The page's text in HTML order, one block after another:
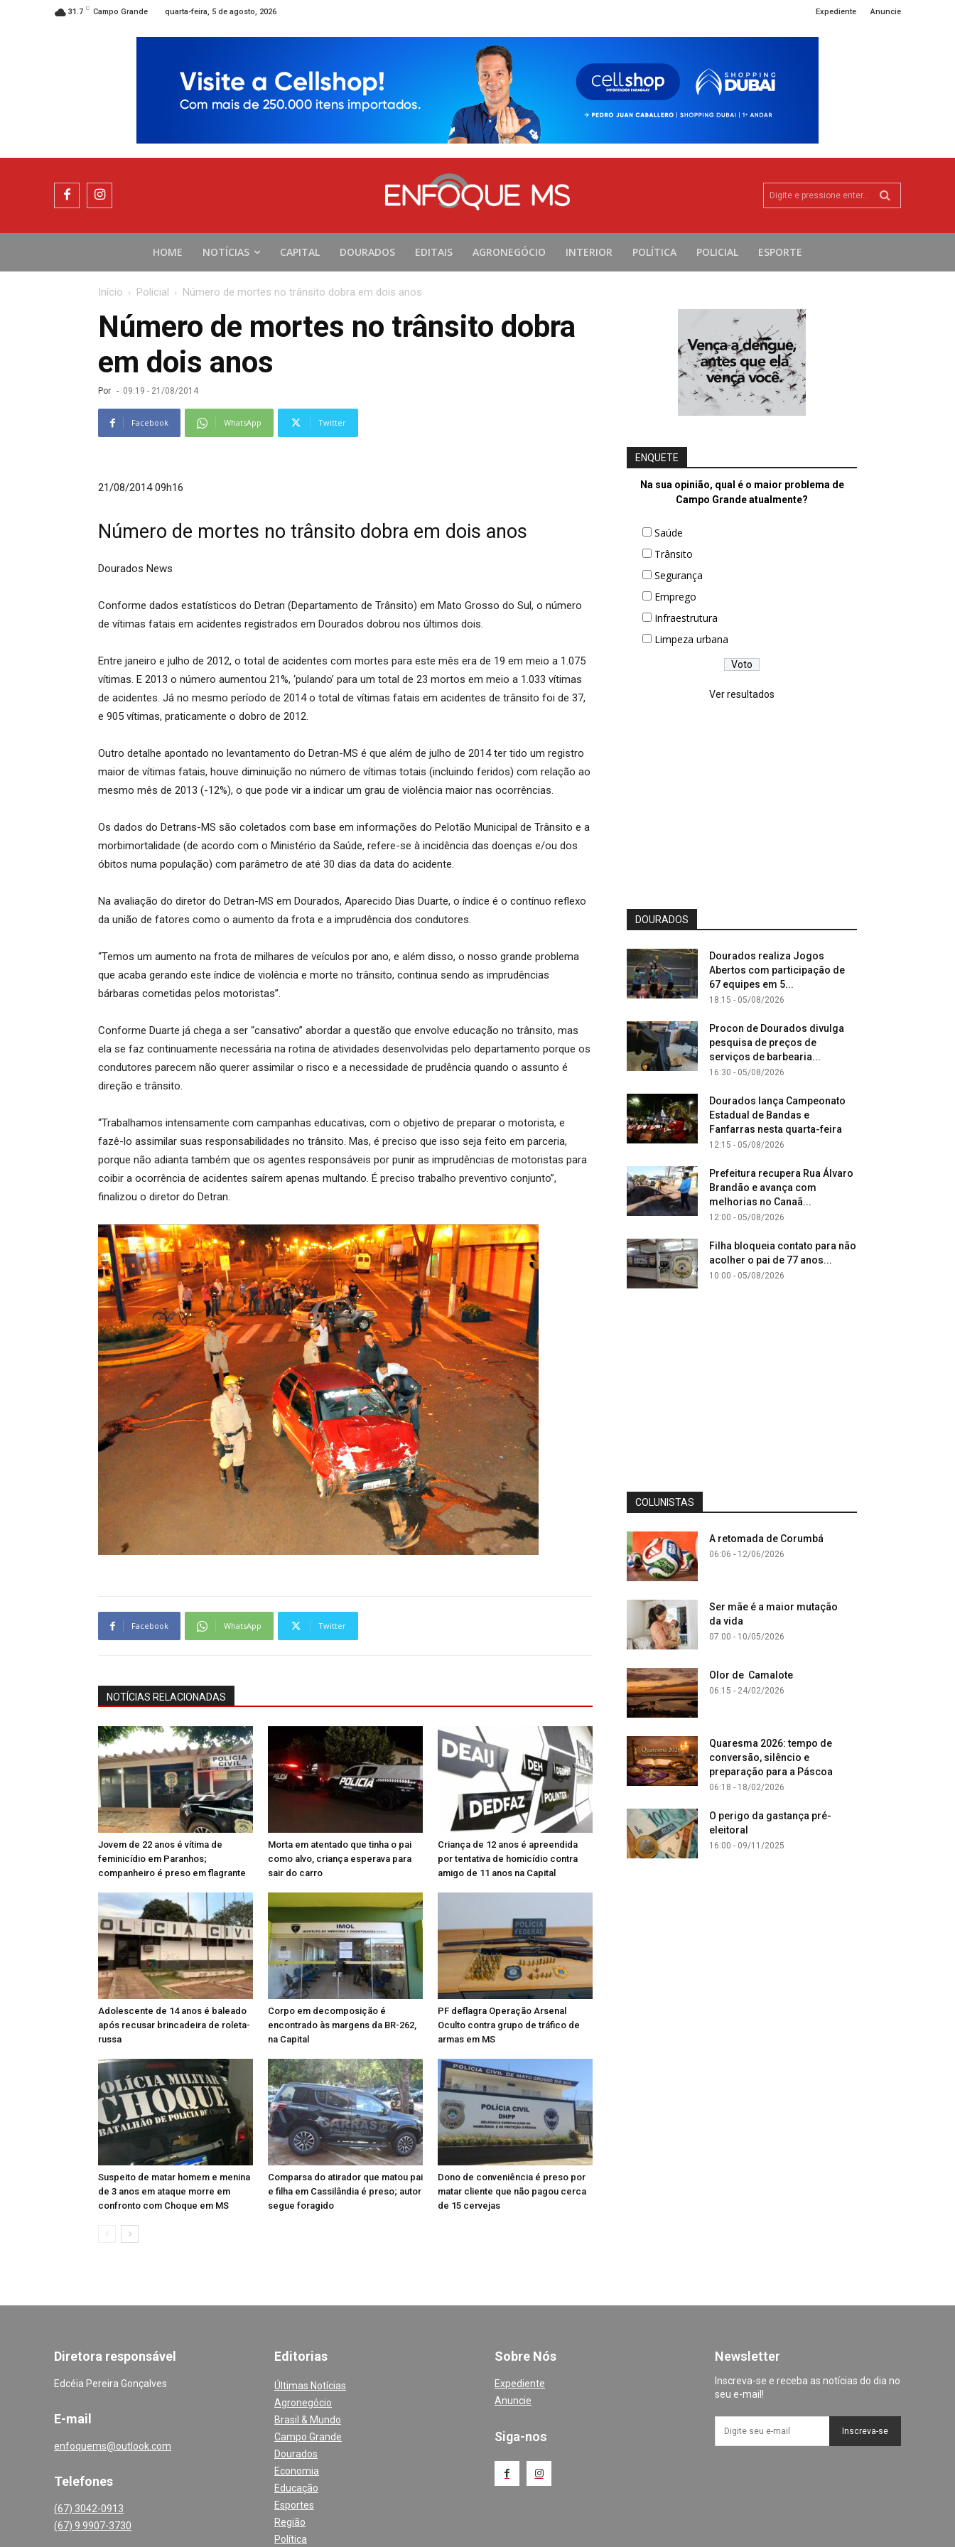
31.7 C Campo Grande quarta-feira, 5 de agosto, 2026 Expediente Anuncie
Digite e pressione enter...
HOME NOTÍCIAS CAPITAL DOURADOS EDITAIS AGRONEGÓCIO INTERIOR POLÍTICA POLICIAL ESPORTE
Início Policial Número de mortes no trânsito dobra em dois anos
Número de mortes no trânsito dobra
em dois anos
Por - 09:19 - 21/08/2014
Facebook WhatsApp Twitter
21/08/2014 09h16
Número de mortes no trânsito dobra em dois anos
Dourados News
Conforme dados estatísticos do Detran (Departamento de Trânsito) em Mato Grosso do Sul, o número
de vítimas fatais em acidentes registrados em Dourados dobrou nos últimos dois.
Entre janeiro e julho de 2012, o total de acidentes com mortes para este mês era de 19 em meio a 1.075
vítimas. E 2013 o número aumentou 21%, ‘pulando’ para um total de 23 mortos em meio a 1.033 vítimas
de acidentes. Já no mesmo período de 2014 o total de vítimas fatais em acidentes de trânsito foi de 37,
e 905 vítimas, praticamente o dobro de 2012.
Outro detalhe apontado no levantamento do Detran-MS é que além de julho de 2014 ter tido um registro
maior de vítimas fatais, houve diminuição no número de vítimas totais (incluindo feridos) com relação ao
mesmo mês de 2013 (-12%), o que pode vir a indicar um grau de violência maior nas ocorrências.
Os dados do Detrans-MS são coletados com base em informações do Pelotão Municipal de Trânsito e a
morbimortalidade (de acordo com o Ministério da Saúde, refere-se à incidência das doenças e/ou dos
óbitos numa população) com parâmetro de até 30 dias da data do acidente.
Na avaliação do diretor do Detran-MS em Dourados, Aparecido Dias Duarte, o índice é o contínuo reflexo
da união de fatores como o aumento da frota e a imprudência dos condutores.
“Temos um aumento na frota de milhares de veículos por ano, e além disso, o nosso grande problema
que acaba gerando este índice de violência e morte no trânsito, continua sendo as imprudências
bárbaras cometidas pelos motoristas”.
Conforme Duarte já chega a ser “cansativo” abordar a questão que envolve educação no trânsito, mas
ela se faz continuamente necessária na rotina de atividades desenvolvidas pelo departamento porque os
condutores parecem não querer assimilar o risco e a necessidade de prudência quando o assunto é
direção e trânsito.
“Trabalhamos intensamente com campanhas educativas, com o objetivo de preparar o motorista, e
fazê-lo assimilar suas responsabilidades no trânsito. Mas, é preciso que isso seja feito em parceria,
porque não adianta também que os agentes responsáveis por punir as imprudências de motoristas para
coibir a ocorrência de acidentes saírem apenas multando. É preciso trabalho preventivo conjunto”,
finalizou o diretor do Detran.
Facebook WhatsApp Twitter
NOTÍCIAS RELACIONADAS
Jovem de 22 anos é vítima de
feminicídio em Paranhos;
companheiro é preso em flagrante
Morta em atentado que tinha o pai
como alvo, criança esperava para
sair do carro
Criança de 12 anos é apreendida
por tentativa de homicídio contra
amigo de 11 anos na Capital
Adolescente de 14 anos é baleado
após recusar brincadeira de roleta-
russa
Corpo em decomposição é
encontrado às margens da BR-262,
na Capital
PF deflagra Operação Arsenal
Oculto contra grupo de tráfico de
armas em MS
Suspeito de matar homem e menina
de 3 anos em ataque morre em
confronto com Choque em MS
Comparsa do atirador que matou pai
e filha em Cassilândia é preso; autor
segue foragido
Dono de conveniência é preso por
matar cliente que não pagou cerca
de 15 cervejas
ENQUETE
Na sua opinião, qual é o maior problema de
Campo Grande atualmente?
Saúde
Trânsito
Segurança
Emprego
Infraestrutura
Limpeza urbana
Ver resultados
DOURADOS
Dourados realiza Jogos
Abertos com participação de
67 equipes em 5...
18:15 - 05/08/2026
Procon de Dourados divulga
pesquisa de preços de
serviços de barbearia...
16:30 - 05/08/2026
Dourados lança Campeonato
Estadual de Bandas e
Fanfarras nesta quarta-feira
12:15 - 05/08/2026
Prefeitura recupera Rua Álvaro
Brandão e avança com
melhorias no Canaã...
12:00 - 05/08/2026
Filha bloqueia contato para não
acolher o pai de 77 anos...
10:00 - 05/08/2026
COLUNISTAS
A retomada de Corumbá
06:06 - 12/06/2026
Ser mãe é a maior mutação
da vida
07:00 - 10/05/2026
Olor de Camalote
06:15 - 24/02/2026
Quaresma 2026: tempo de
conversão, silêncio e
preparação para a Páscoa
06:18 - 18/02/2026
O perigo da gastança pré-
eleitoral
16:00 - 09/11/2025
Diretora responsável
Edcéia Pereira Gonçalves
E-mail
enfoquems@outlook.com
Telefones
(67) 3042-0913
(67) 9 9907-3730
Editorias
Últimas Notícias
Agronegócio
Brasil & Mundo
Campo Grande
Dourados
Economia
Educação
Esportes
Região
Política
Sobre Nós
Expediente
Anuncie
Siga-nos
Newsletter
Inscreva-se e receba as notícias do dia no
seu e-mail!
Inscreva-se